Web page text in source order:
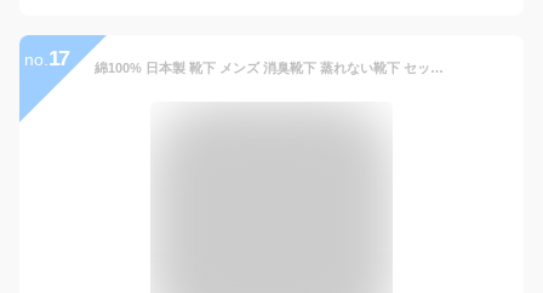
no. 17 綿100% 日本製 靴下 メンズ 消臭靴下 蒸れない靴下 セット 消臭 防臭 臭わない ビジネス ソックス 黒 ビジネスソックス 蒸れない 足 臭い 足の臭い 臭くならない 涼しい 破れにくい 丈夫な靴下 薄手 薄い 綿100 抗菌防臭 無地 夏用 大きいサイズ ずり落ち 3足 5足 10足 24-26